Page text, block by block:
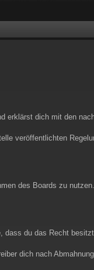
erklärst dich mit den
veröffentlichten
des Boards zu nutzen.
dass du das Recht
dich nach